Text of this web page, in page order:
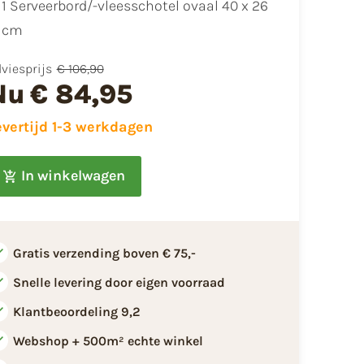
1 Serveerbord/-vleesschotel ovaal 40 x 26
cm
€ 106,90
€ 84,95
1-3 werkdagen
In winkelwagen
Gratis verzending boven € 75,-
Snelle levering door eigen voorraad
Klantbeoordeling 9,2
Webshop + 500m² echte winkel